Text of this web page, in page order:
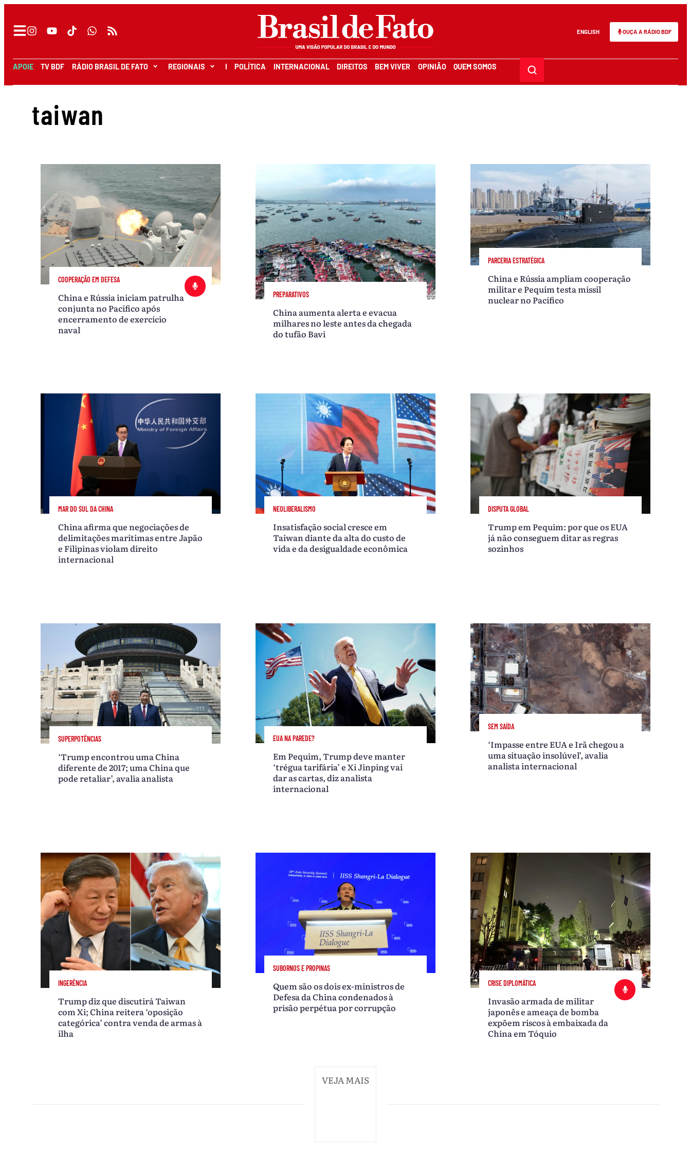
ENGLISH OUÇA A RÁDIO BDF
APOIE TV BDF RÁDIO BRASIL DE FATO REGIONAIS I POLÍTICA INTERNACIONAL DIREITOS BEM VIVER OPINIÃO QUEM SOMOS
taiwan
COOPERAÇÃO EM DEFESA
China e Rússia iniciam patrulha
conjunta no Pacífico após
encerramento de exercício
naval
PREPARATIVOS
China aumenta alerta e evacua
milhares no leste antes da chegada
do tufão Bavi
PARCERIA ESTRATÉGICA
China e Rússia ampliam cooperação
militar e Pequim testa míssil
nuclear no Pacífico
MAR DO SUL DA CHINA
China afirma que negociações de
delimitações marítimas entre Japão
e Filipinas violam direito
internacional
NEOLIBERALISMO
Insatisfação social cresce em
Taiwan diante da alta do custo de
vida e da desigualdade econômica
DISPUTA GLOBAL
Trump em Pequim: por que os EUA
já não conseguem ditar as regras
sozinhos
SUPERPOTÊNCIAS
‘Trump encontrou uma China
diferente de 2017; uma China que
pode retaliar’, avalia analista
EUA NA PAREDE?
Em Pequim, Trump deve manter
‘trégua tarifária’ e Xi Jinping vai
dar as cartas, diz analista
internacional
SEM SAÍDA
‘Impasse entre EUA e Irã chegou a
uma situação insolúvel’, avalia
analista internacional
INGERÊNCIA
Trump diz que discutirá Taiwan
com Xi; China reitera ‘oposição
categórica’ contra venda de armas à
ilha
SUBORNOS E PROPINAS
Quem são os dois ex-ministros de
Defesa da China condenados à
prisão perpétua por corrupção
CRISE DIPLOMÁTICA
Invasão armada de militar
japonês e ameaça de bomba
expõem riscos à embaixada da
China em Tóquio
VEJA MAIS